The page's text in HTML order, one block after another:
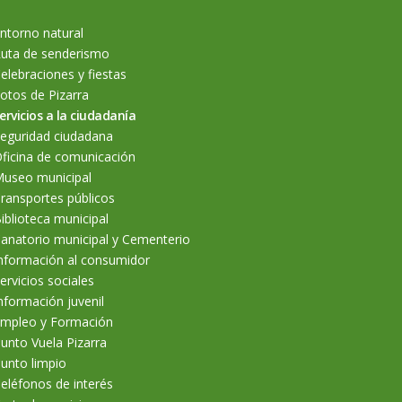
natural
de senderismo
y fiestas
de Pizarra
a la ciudadanía
ciudadana
de comunicación
municipal
públicos
municipal
municipal y Cementerio
al consumidor
sociales
juvenil
y Formación
Vuela Pizarra
limpio
de interés